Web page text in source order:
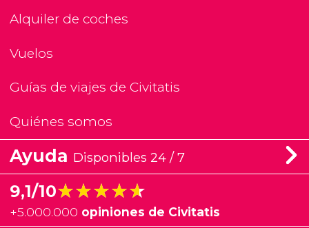
Alquiler de coches
Vuelos
Guías de viajes de Civitatis
Quiénes somos
Ayuda Disponibles 24 / 7
9,1/10★★★★★
★★★★★
+5.000.000 opiniones de Civitatis